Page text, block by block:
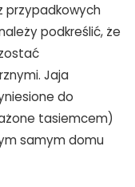
przypadkowych
podkreślić, że
Jaja
do
tasiemcem)
samym domu